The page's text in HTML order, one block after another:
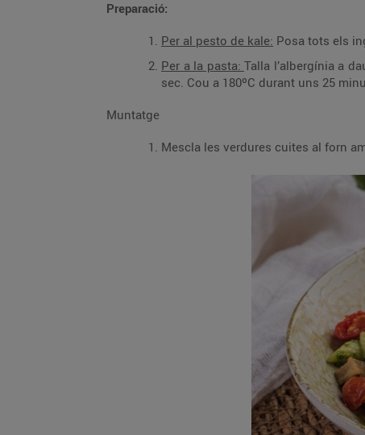
Preparació:
Per al pesto de kale: Posa tots els
Per a la pasta: Talla l’albergínia a
sec. Cou a 180ºC durant uns 25
Muntatge
Mescla les verdures cuites al forn